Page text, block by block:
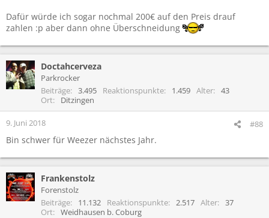
Dafür würde ich sogar nochmal 200€ auf den Preis drauf
zahlen :p aber dann ohne Überschneidung
Doctahcerveza
Parkrocker
Beiträge
3.495 Reaktionspunkte 1.459 Alter
43
Ort
Ditzingen
9. Juni 2018 #88
Bin schwer für Weezer nächstes Jahr.
Frankenstolz
Forenstolz
Beiträge
11.132 Reaktionspunkte 2.517 Alter
37
Ort
Weidhausen b. Coburg